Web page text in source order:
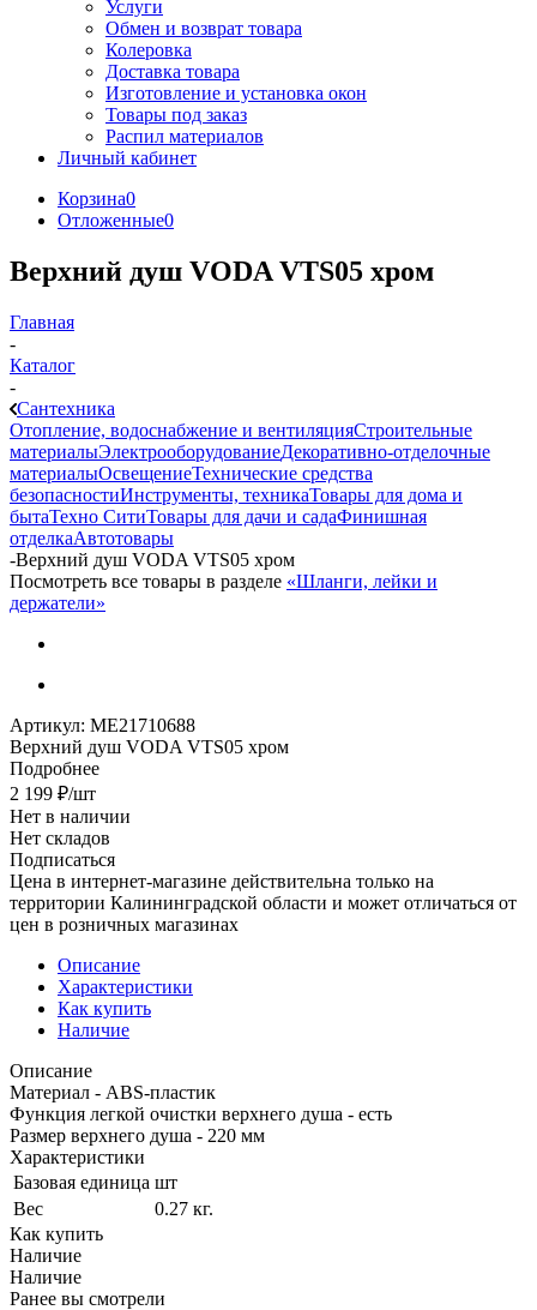
Услуги
Обмен и возврат товара
Колеровка
Доставка товара
Изготовление и установка окон
Товары под заказ
Распил материалов
Личный кабинет
Корзина0
Отложенные0
Верхний душ VODA VTS05 хром
Главная
-
Каталог
-
Сантехника
Отопление, водоснабжение и вентиляцияСтроительные
материалыЭлектрооборудованиеДекоративно-отделочные
материалыОсвещениеТехнические средства
безопасностиИнструменты, техникаТовары для дома и
бытаТехно СитиТовары для дачи и садаФинишная
отделкаАвтотовары
-Верхний душ VODA VTS05 хром
Посмотреть все товары в разделе «Шланги, лейки и
держатели»
Артикул: МЕ21710688
Верхний душ VODA VTS05 хром
Подробнее
2 199 ₽/шт
Нет в наличии
Нет складов
Подписаться
Цена в интернет-магазине действительна только на
территории Калининградской области и может отличаться от
цен в розничных магазинах
Описание
Характеристики
Как купить
Наличие
Описание
Материал - ABS-пластик
Функция легкой очистки верхнего душа - есть
Размер верхнего душа - 220 мм
Характеристики
Базовая единица шт
Вес
0.27 кг.
Как купить
Наличие
Наличие
Ранее вы смотрели